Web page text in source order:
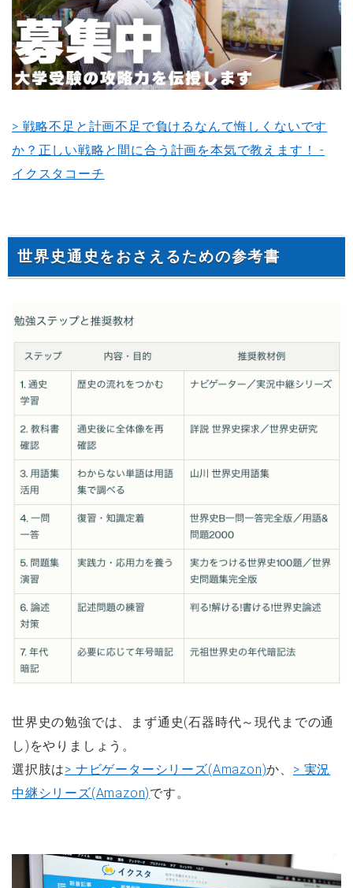
> 戦略不足と計画不足で負けるなんて悔しくないです
か？正しい戦略と間に合う計画を本気で教えます！ -
イクスタコーチ
世界史通史をおさえるための参考書
世界史の勉強では、まず通史(石器時代～現代までの通
し)をやりましょう。
選択肢は> ナビゲーターシリーズ(Amazon)か、 > 実況
中継シリーズ(Amazon)です。